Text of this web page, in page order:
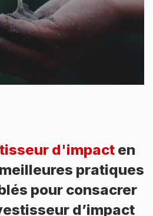
d'impact en
pratiques
pour consacrer
d’impact